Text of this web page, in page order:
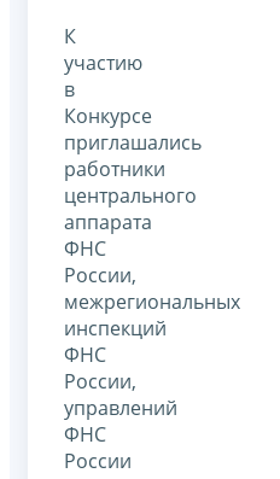
К
участию
в
Конкурсе
приглашались
работники
центрального
аппарата
ФНС
России,
межрегиональных
инспекций
ФНС
России,
управлений
ФНС
России